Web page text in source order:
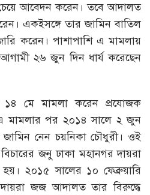
আবেদন করেন। তবে আদালত
একইসঙ্গে তার জামিন বাতিল
করেন। পাশাপাশি এ মামলায়
২৬ জুন দিন ধার্য করেছেন
মে মামলা করেন প্রযোজক
মামলার পর ২০১৪ সালে ২ জুন
নেন চয়নিকা চৌধুরী। ওই
জনু ঢাকা মহানগর দায়রা
২০১৫ সালের ১০ ফেব্রুয়ারি
জজ আদালত তার বিরুদ্ধে